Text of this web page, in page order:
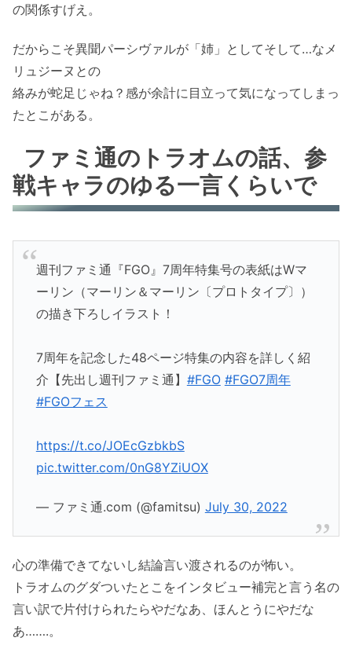
の関係すげえ。
だからこそ異聞パーシヴァルが「姉」としてそして…なメ
リュジーヌとの
絡みが蛇足じゃね？感が余計に目立って気になってしまっ
たとこがある。
ファミ通のトラオムの話、参
戦キャラのゆる一言くらいで
週刊ファミ通『FGO』7周年特集号の表紙はWマ
ーリン（マーリン＆マーリン〔プロトタイプ〕）
の描き下ろしイラスト！
7周年を記念した48ページ特集の内容を詳しく紹
介【先出し週刊ファミ通】 #FGO #FGO7周年
#FGOフェス
https://t.co/JOEcGzbkbS
pic.twitter.com/0nG8YZiUOX
— ファミ通.com (@famitsu) July 30, 2022
心の準備できてないし結論言い渡されるのが怖い。
トラオムのグダついたとこをインタビュー補完と言う名の
言い訳で片付けられたらやだなあ、ほんとうにやだな
あ…….。